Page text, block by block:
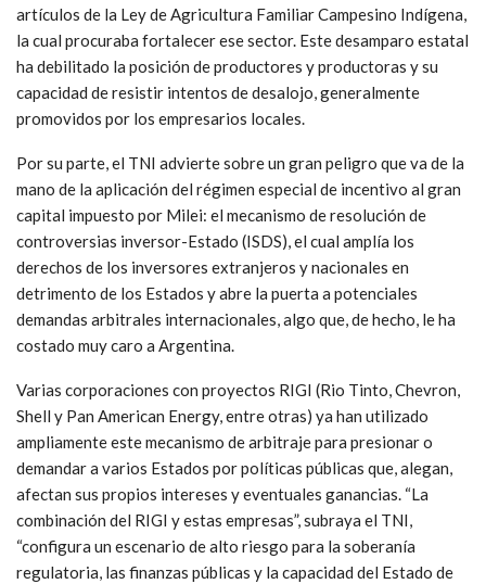
artículos de la Ley de Agricultura Familiar Campesino Indígena,
la cual procuraba fortalecer ese sector. Este desamparo estatal
ha debilitado la posición de productores y productoras y su
capacidad de resistir intentos de desalojo, generalmente
promovidos por los empresarios locales.
Por su parte, el TNI advierte sobre un gran peligro que va de la
mano de la aplicación del régimen especial de incentivo al gran
capital impuesto por Milei: el mecanismo de resolución de
controversias inversor-Estado (ISDS), el cual amplía los
derechos de los inversores extranjeros y nacionales en
detrimento de los Estados y abre la puerta a potenciales
demandas arbitrales internacionales, algo que, de hecho, le ha
costado muy caro a Argentina.
Varias corporaciones con proyectos RIGI (Rio Tinto, Chevron,
Shell y Pan American Energy, entre otras) ya han utilizado
ampliamente este mecanismo de arbitraje para presionar o
demandar a varios Estados por políticas públicas que, alegan,
afectan sus propios intereses y eventuales ganancias. “La
combinación del RIGI y estas empresas”, subraya el TNI,
“configura un escenario de alto riesgo para la soberanía
regulatoria, las finanzas públicas y la capacidad del Estado de